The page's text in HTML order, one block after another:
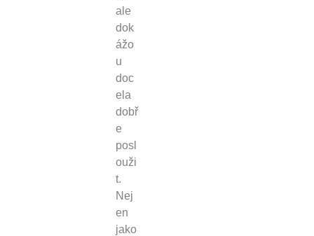
ale
dok
ážo
u
doc
ela
dobř
e
posl
ouži
t.
Nej
en
jako